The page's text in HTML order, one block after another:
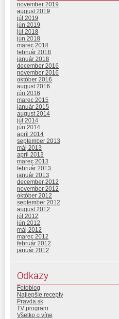
november 2019
august 2019
júl 2019
jún 2019
júl 2018
jún 2018
marec 2018
február 2018
január 2018
december 2016
november 2016
október 2016
august 2016
jún 2016
marec 2015
január 2015
august 2014
júl 2014
jún 2014
apríl 2014
september 2013
máj 2013
apríl 2013
marec 2013
február 2013
január 2013
december 2012
november 2012
október 2012
september 2012
august 2012
júl 2012
jún 2012
máj 2012
marec 2012
február 2012
január 2012
Odkazy
Fotoblog
Najlepšie recepty
Pravda.sk
TV program
Všetko o víne